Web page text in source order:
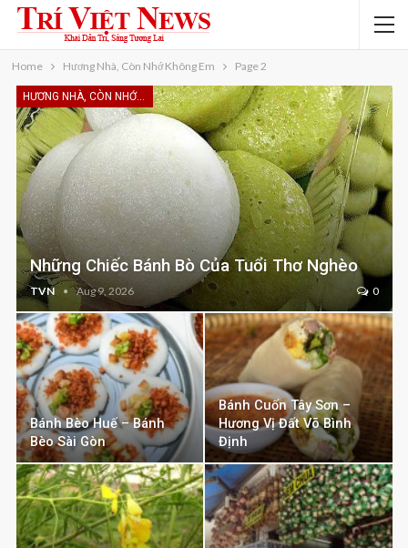
Home Hương Nhà, Còn Nhớ Không Em Page 2
HƯƠNG NHÀ, CÒN NHỚ KHÔNG EM
Những Chiếc Bánh Bò Của Tuổi Thơ Nghèo
TVN Aug 9, 2026 0
Bánh Bèo Huế – Bánh
Bèo Sài Gòn
Bánh Cuốn Tây Sơn –
Hương Vị Đất Võ Bình
Định